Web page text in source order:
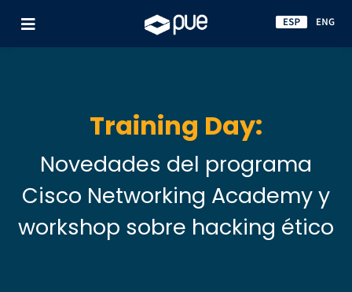
Training Day:
Novedades del programa
Cisco Networking Academy y
workshop sobre hacking ético